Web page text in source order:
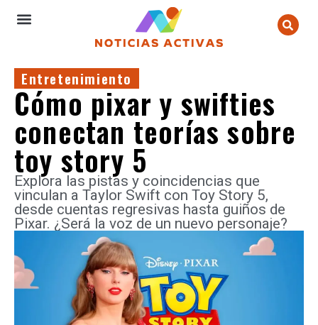
Entretenimiento
Cómo pixar y swifties
conectan teorías sobre
toy story 5
Explora las pistas y coincidencias que
vinculan a Taylor Swift con Toy Story 5,
desde cuentas regresivas hasta guiños de
Pixar. ¿Será la voz de un nuevo personaje?